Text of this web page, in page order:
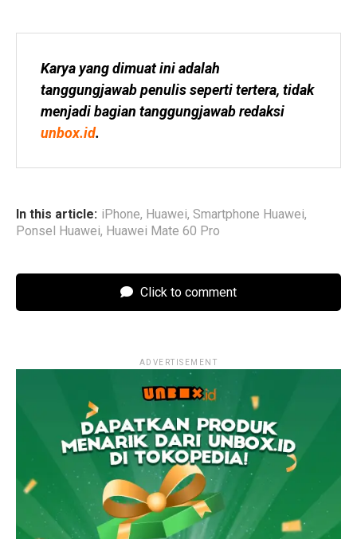
Karya yang dimuat ini adalah
tanggungjawab penulis seperti tertera, tidak
unbox.id.
In this article: iPhone, Huawei, Smartphone Huawei,
Ponsel Huawei, Huawei Mate 60 Pro
Click to comment
ADVERTISEMENT